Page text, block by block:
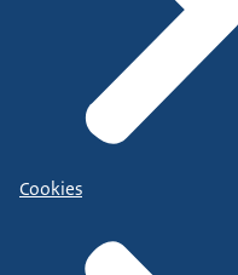
Cookies